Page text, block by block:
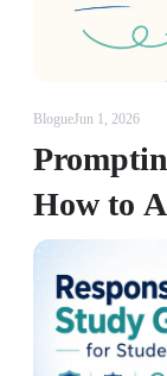
BlogueJun 1, 2026
How to